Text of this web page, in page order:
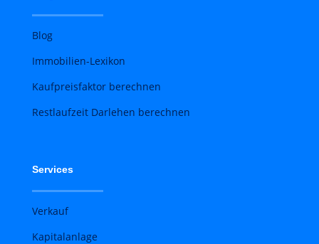
Blog
Immobilien-Lexikon
Kaufpreisfaktor berechnen
Restlaufzeit Darlehen berechnen
Services
Verkauf
Kapitalanlage